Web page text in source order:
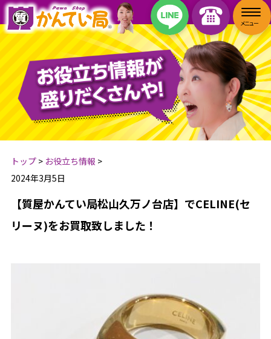
トップ> お役立ち情報 >
2024年3月5日
【質屋かんてい局松山久万ノ台店】でCELINE(セ
リーヌ)をお買取致しました！